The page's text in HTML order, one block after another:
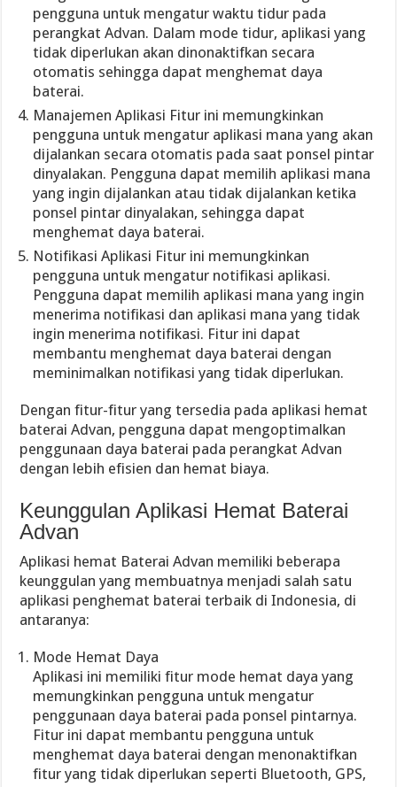
pengguna untuk mengatur waktu tidur pada
perangkat Advan. Dalam mode tidur, aplikasi yang
tidak diperlukan akan dinonaktifkan secara
otomatis sehingga dapat menghemat daya
baterai.
Manajemen Aplikasi Fitur ini memungkinkan
pengguna untuk mengatur aplikasi mana yang akan
dijalankan secara otomatis pada saat ponsel pintar
dinyalakan. Pengguna dapat memilih aplikasi mana
yang ingin dijalankan atau tidak dijalankan ketika
ponsel pintar dinyalakan, sehingga dapat
menghemat daya baterai.
Notifikasi Aplikasi Fitur ini memungkinkan
pengguna untuk mengatur notifikasi aplikasi.
Pengguna dapat memilih aplikasi mana yang ingin
menerima notifikasi dan aplikasi mana yang tidak
ingin menerima notifikasi. Fitur ini dapat
membantu menghemat daya baterai dengan
meminimalkan notifikasi yang tidak diperlukan.
Dengan fitur-fitur yang tersedia pada aplikasi hemat
baterai Advan, pengguna dapat mengoptimalkan
penggunaan daya baterai pada perangkat Advan
dengan lebih efisien dan hemat biaya.
Keunggulan Aplikasi Hemat Baterai
Advan
Aplikasi hemat Baterai Advan memiliki beberapa
keunggulan yang membuatnya menjadi salah satu
aplikasi penghemat baterai terbaik di Indonesia, di
antaranya:
Mode Hemat Daya
Aplikasi ini memiliki fitur mode hemat daya yang
memungkinkan pengguna untuk mengatur
penggunaan daya baterai pada ponsel pintarnya.
Fitur ini dapat membantu pengguna untuk
menghemat daya baterai dengan menonaktifkan
fitur yang tidak diperlukan seperti Bluetooth, GPS,